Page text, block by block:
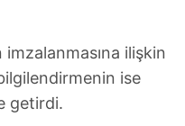
ilişkin
ise
getirdi.